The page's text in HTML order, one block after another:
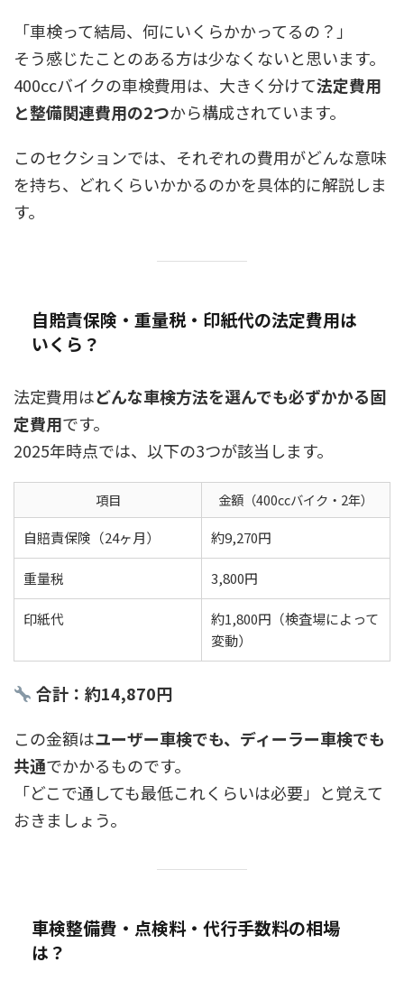
「車検って結局、何にいくらかかってるの？」
そう感じたことのある方は少なくないと思います。
400ccバイクの車検費用は、大きく分けて法定費用
と整備関連費用の2つから構成されています。
このセクションでは、それぞれの費用がどんな意味
を持ち、どれくらいかかるのかを具体的に解説しま
す。
自賠責保険・重量税・印紙代の法定費用は
いくら？
法定費用はどんな車検方法を選んでも必ずかかる固
定費用です。
2025年時点では、以下の3つが該当します。
項目
金額（400ccバイク・2年）
自賠責保険（24ヶ月）
約9,270円
重量税 3,800円
印紙代
約1,800円（検査場によって
変動）
合計：約14,870円
この金額はユーザー車検でも、ディーラー車検でも
共通でかかるものです。
「どこで通しても最低これくらいは必要」と覚えて
おきましょう。
車検整備費・点検料・代行手数料の相場
は？